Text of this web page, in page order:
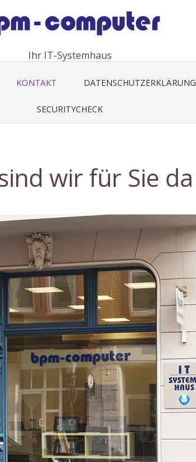
Ihr IT-Systemhaus
KONTAKT DATENSCHUTZERKLÄRUNG
SECURITYCHECK
wir für Sie da